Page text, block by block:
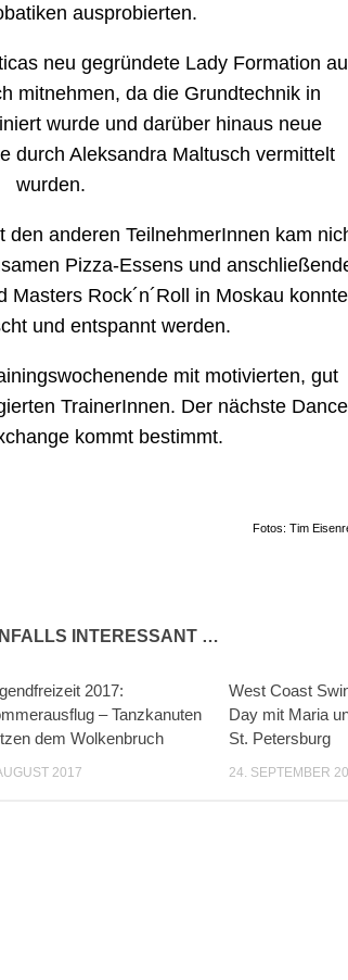
ausprobierten.
neu gegründete Lady Formation
mitnehmen, da die Grundtechnik in
wurde und darüber hinaus neue
durch Aleksandra Maltusch vermittelt
wurden.
anderen TeilnehmerInnen kam
Pizza-Essens und
Masters Rock´n´Roll in Moskau konnte
und entspannt werden.
mit motivierten, gut
TrainerInnen. Der nächste Dance
kommt bestimmt.
Fotos: Tim
INTERESSANT …
2017:
– Tanzkanuten
dem Wolkenbruch
2017
West Coast
Day mit Maria
St. Petersburg
24. SEPTEMBER